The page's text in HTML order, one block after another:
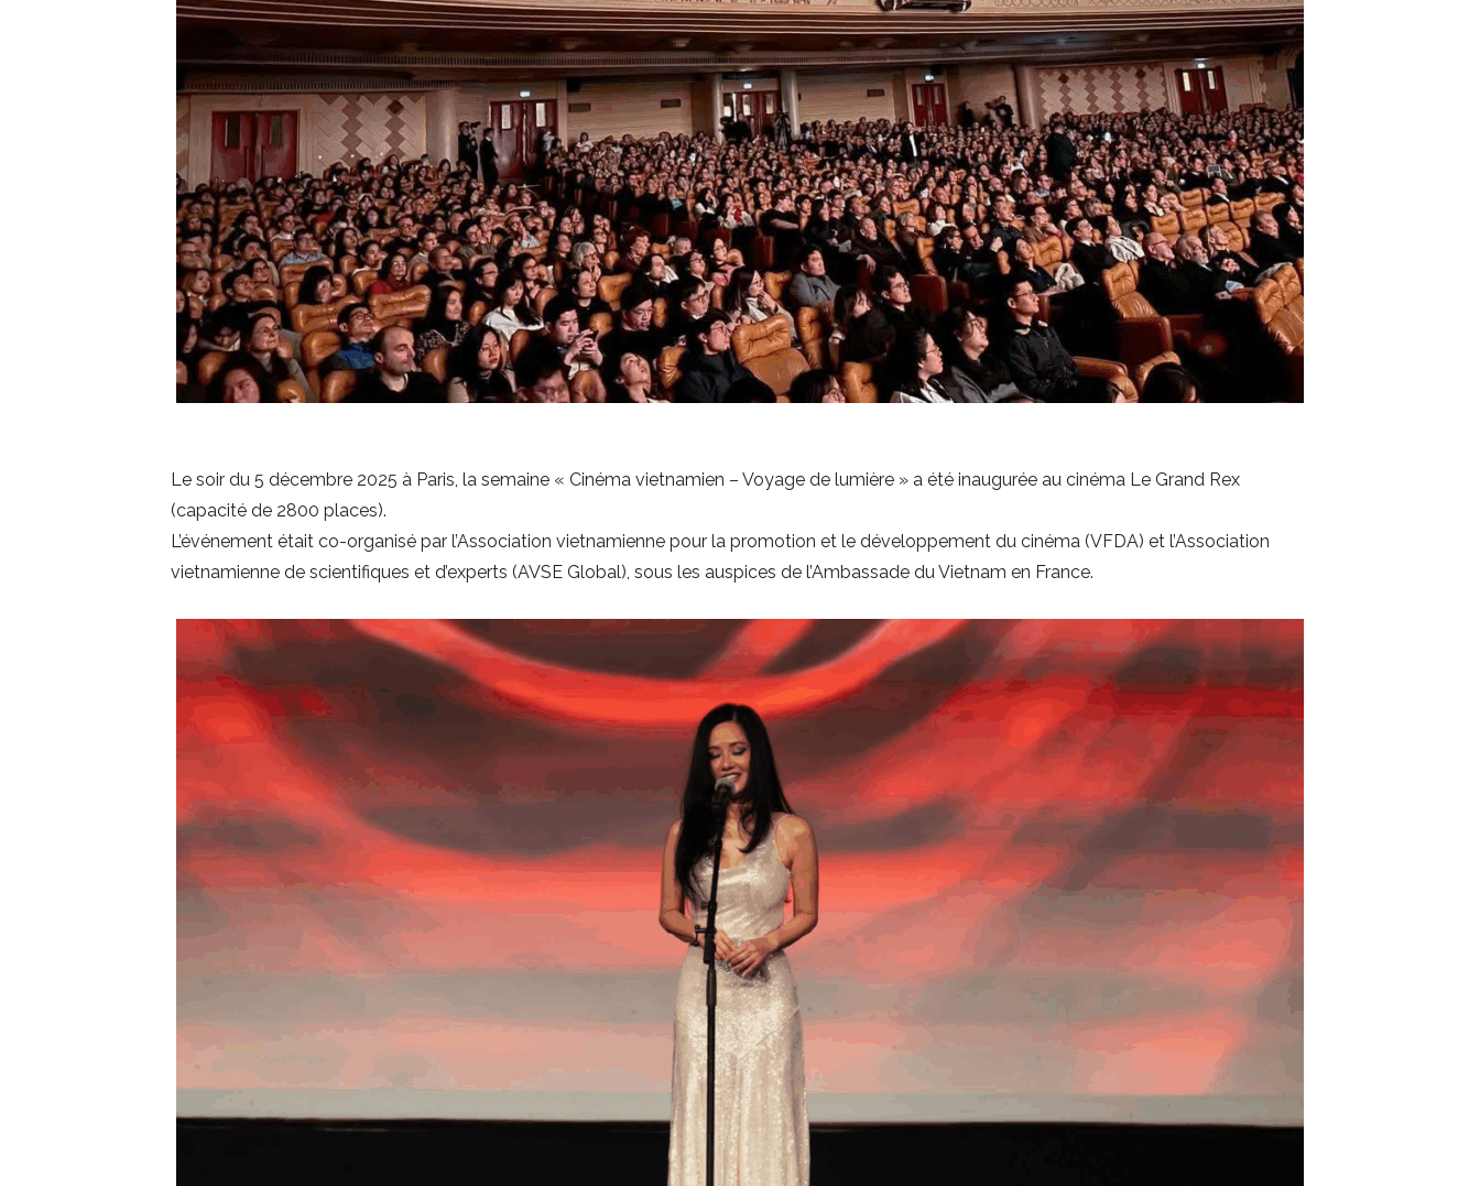
Le soir du 5 décembre 2025 à Paris, la semaine « Cinéma vietnamien – Voyage de lumière » a été inaugurée au cinéma Le Grand Rex
(capacité de 2800 places).
L’événement était co-organisé par l’Association vietnamienne pour la promotion et le développement du cinéma (VFDA) et l’Association
vietnamienne de scientifiques et d’experts (AVSE Global), sous les auspices de l’Ambassade du Vietnam en France.